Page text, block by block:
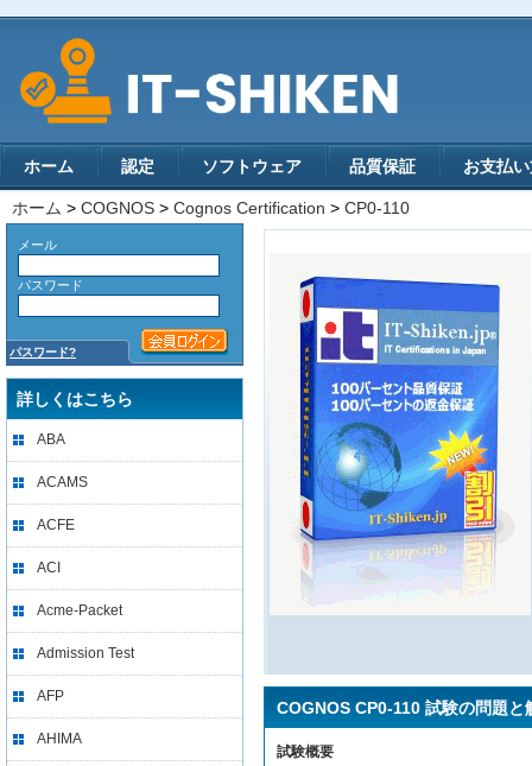
ホーム 認定 ソフトウェア 品質保証 お支払
ホーム > COGNOS > Cognos Certification > CP0-110
メール
パスワード
パスワード?
詳しくはこちら
ABA
ACAMS
ACFE
ACI
Acme-Packet
Admission Test
AFP
AHIMA
COGNOS CP0-110 試験の問題と
試験概要